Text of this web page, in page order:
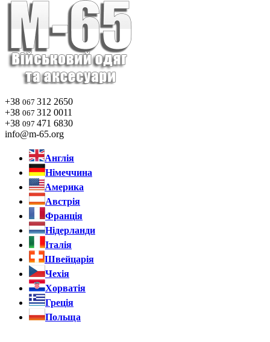
+38 067 312 2650
+38 067 312 0011
+38 097 471 6830
info@m-65.org
Англія
Німеччина
Америка
Австрія
Франція
Нідерланди
Італія
Швейцарія
Чехія
Хорватія
Греція
Польща